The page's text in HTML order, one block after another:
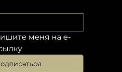
меня на e-